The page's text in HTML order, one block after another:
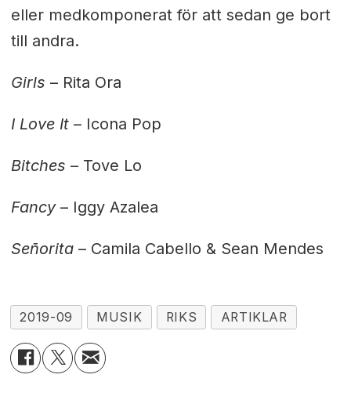
eller medkomponerat för att sedan ge bort
till andra.
Girls – Rita Ora
I Love It – Icona Pop
Bitches – Tove Lo
Fancy– Iggy Azalea
Señorita– Camila Cabello & Sean Mendes
2019-09 MUSIK RIKS ARTIKLAR